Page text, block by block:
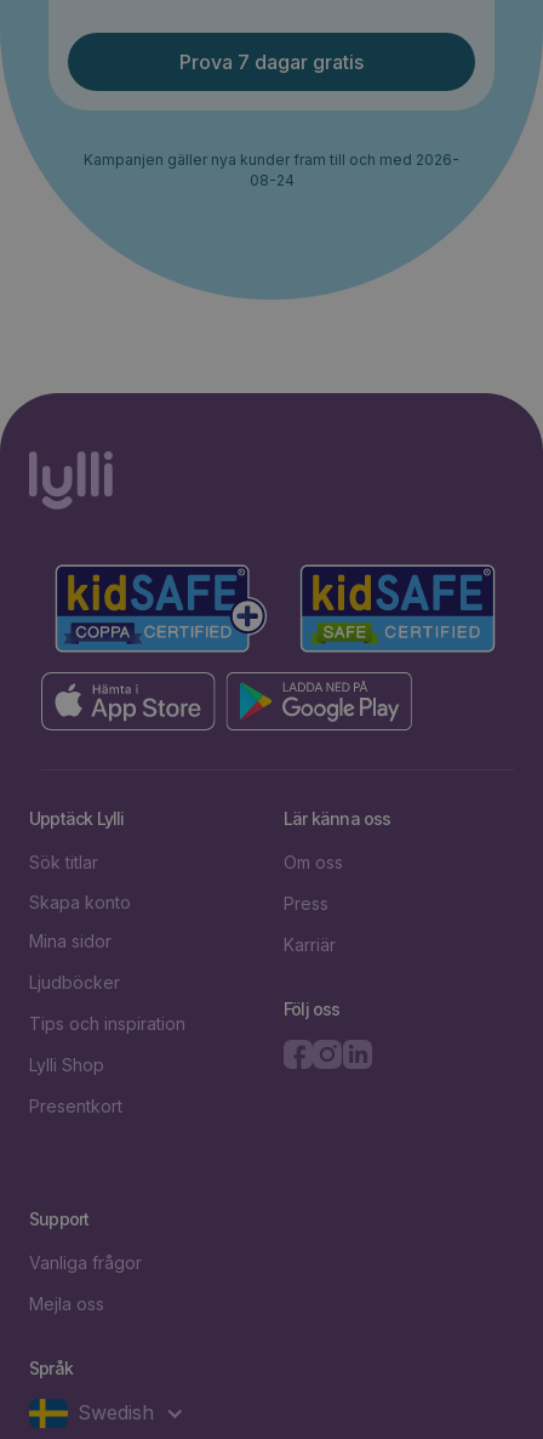
Prova 7 dagar gratis
Kampanjen gäller nya kunder fram till och med 2026-
08-24
Upptäck Lylli
Sök titlar
Skapa konto
Mina sidor
Ljudböcker
Tips och inspiration
Lylli Shop
Presentkort
Lär känna oss
Om oss
Press
Karriär
Följ oss
Support
Vanliga frågor
Mejla oss
Språk
Swedish